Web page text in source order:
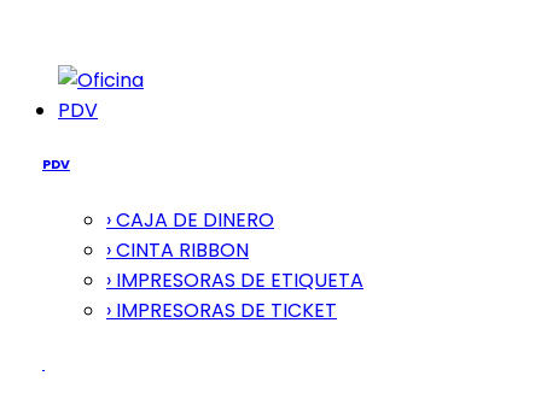
PDV
PDV
› CAJA DE DINERO
› CINTA RIBBON
› IMPRESORAS DE ETIQUETA
› IMPRESORAS DE TICKET